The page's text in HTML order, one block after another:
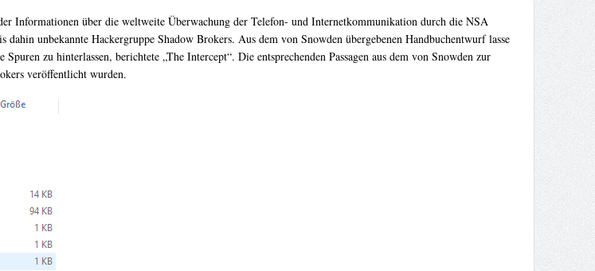
Informationen über die weltweite Überwachung der Telefon- und Internetkommunikation durch die NSA
unbekannte Hackergruppe Shadow Brokers. Aus dem von Snowden übergebenen Handbuchentwurf lasse
zu hinterlassen, berichtete „The Intercept“. Die entsprechenden Passagen aus dem von Snowden zur
veröffentlicht wurden.